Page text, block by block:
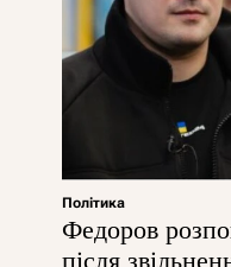
Політика
Федоров
після